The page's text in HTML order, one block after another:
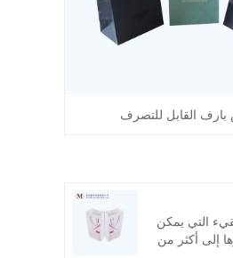
بارف القابل للتصرف
التي يمكن
ونصدرها إلى أكثر من